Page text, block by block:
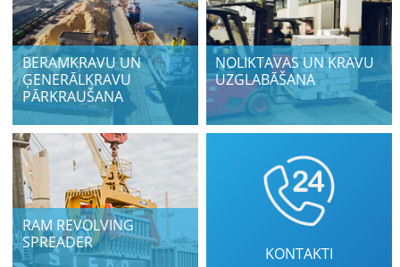
BERAMKRAVU UN
ĢENERĀLKRAVU
PĀRKRAUŠANA
NOLIKTAVAS UN KRAVU
UZGLABĀŠANA
RAM REVOLVING
SPREADER
KONTAKTI